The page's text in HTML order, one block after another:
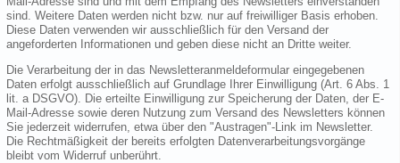
sind. Weitere Daten werden nicht bzw. nur auf freiwilliger Basis erhoben.
Diese Daten verwenden wir ausschließlich für den Versand der
angeforderten Informationen und geben diese nicht an Dritte weiter.
Die Verarbeitung der in das Newsletteranmeldeformular eingegebenen
Daten erfolgt ausschließlich auf Grundlage Ihrer Einwilligung (Art. 6 Abs. 1
lit. a DSGVO). Die erteilte Einwilligung zur Speicherung der Daten, der E-
Mail-Adresse sowie deren Nutzung zum Versand des Newsletters können
Sie jederzeit widerrufen, etwa über den "Austragen"-Link im Newsletter.
Die Rechtmäßigkeit der bereits erfolgten Datenverarbeitungsvorgänge
bleibt vom Widerruf unberührt.